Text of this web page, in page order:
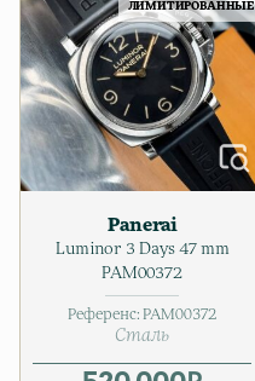
ЛИМИТИРОВАННЫЕ
Panerai
Luminor 3 Days 47 mm
PAM00372
Референс: PAM00372
Сталь